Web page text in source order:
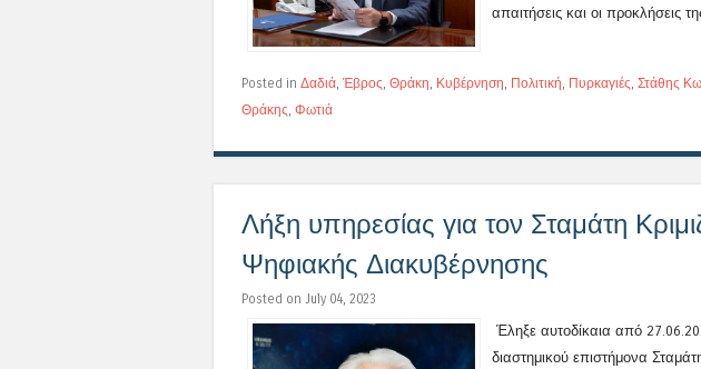
απαιτήσεις και οι προκλήσεις
Posted in Δαδιά Έβρος Θράκη Κυβέρνηση Πολιτική Πυρκαγιές Στάθης
Θράκης Φωτιά
Λήξη υπηρεσίας για τον Σταμάτη
Ψηφιακής Διακυβέρνησης
Posted on July 04, 2023
Έληξε αυτοδίκαια από
διαστημικού επιστήμονα